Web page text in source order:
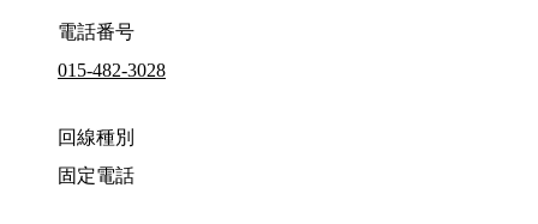
電話番号
015-482-3028
回線種別
固定電話